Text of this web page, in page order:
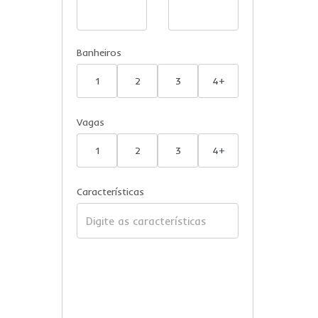
Banheiros
1 2 3 4+
Vagas
1 2 3 4+
Características